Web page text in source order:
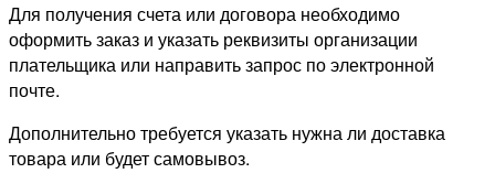
Для получения счета или договора необходимо
оформить заказ и указать реквизиты организации
плательщика или направить запрос по электронной
почте.
Дополнительно требуется указать нужна ли доставка
товара или будет самовывоз.